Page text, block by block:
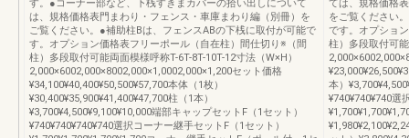
す。●コーナー部など、下桟すきまカバーの拾い出しについて
は、規格価格表門まわり・フェンス・車庫まわり編（別冊）を
ご覧ください。●補助柱Bは、フェンスABの下桟に取付が可能で
す。オプション価格表フリーポール（自在柱）間仕切り※（間
柱）多段取付可能両面模様呼称T-6T-8T-10T-12寸法（W×H）
2,000×6002,000×8002,000×1,0002,000×1,200セット価格
¥34,100¥40,400¥50,500¥57,700本体（1枚）
¥30,400¥35,900¥41,400¥47,700柱（1本）
¥3,700¥4,500¥9,100¥10,000端部キャップセットF（1セット）
¥740¥740¥740¥740選択コーナー継手セットF（1セット）
ては、規格価格
をご覧ください
です。オプショ
柱）多段取付可
本）
¥740¥740¥740選